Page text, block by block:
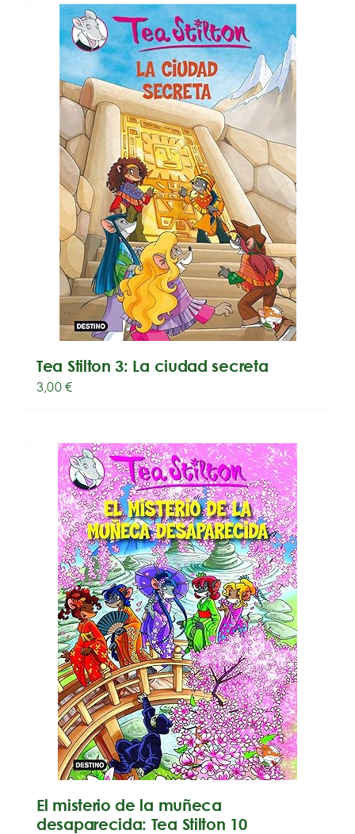
Tea Stilton 3: La ciudad secreta
3,00€
El misterio de la muñeca
desaparecida: Tea Stilton 10